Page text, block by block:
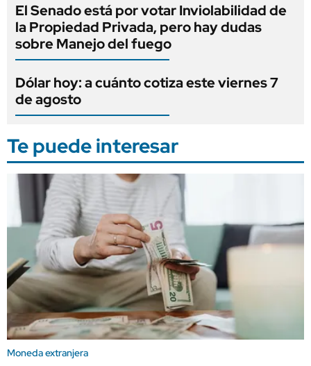
El Senado está por votar Inviolabilidad de
la Propiedad Privada, pero hay dudas
sobre Manejo del fuego
Dólar hoy: a cuánto cotiza este viernes 7
de agosto
Te puede interesar
Moneda extranjera